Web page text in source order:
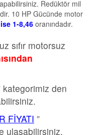
Redüktör mil
dir. 10 HP Gücünde motor
1-8,46 oranındadır.
sıfır motorsuz
kategorimiz den
FİYATI ”
ulaşabilirsiniz.